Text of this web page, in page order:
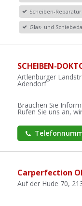
Scheiben-Reparatur
Glas- und
SCHEIBEN-
Artlenburger
Adendorf
Brauchen Sie
Rufen Sie uns an,
Carperfection
Auf der Hude 70,